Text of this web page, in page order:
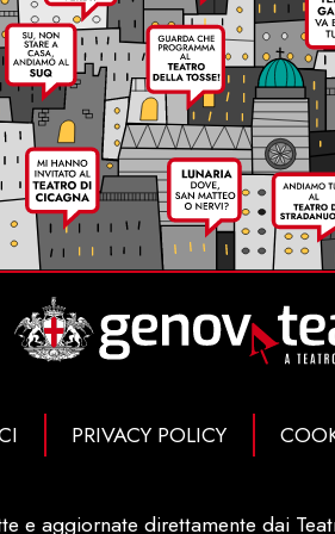
PRIVACY POLICY
e aggiornate direttamente dai